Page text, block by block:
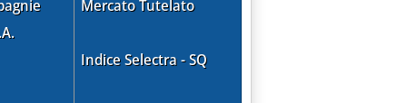
DI 155 MILIARDI NEL 1993'
Mercato Tutelato
Indice Selectra - SQ